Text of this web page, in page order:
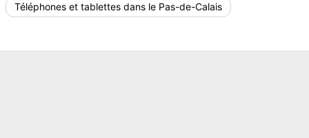
Téléphones et tablettes dans le Pas-de-Calais